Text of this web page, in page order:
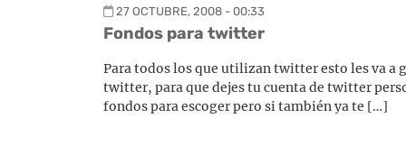
27 OCTUBRE, 2008 - 00:33
Fondos para twitter
Para todos los que utilizan twitter esto les va a
twitter, para que dejes tu cuenta de twitter
fondos para escoger pero si también ya te […]